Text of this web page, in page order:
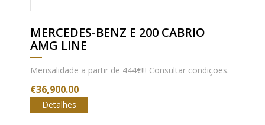
MERCEDES-BENZ E 200 CABRIO
AMG LINE
Mensalidade a partir de 444€!!! Consultar condições.
€36,900.00
Detalhes